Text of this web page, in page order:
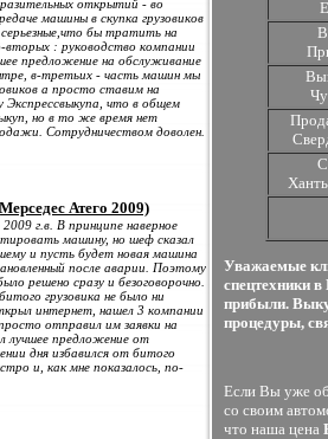
открытий - во
машины в скупка грузовиков
бы тратить на
вторых : руководство компании
предложение на обслуживание
в-третьих - часть машин мы
а просто ставим на
Экспрессвыкупа, что в общем
но в то же время нет
Сотрудничеством доволен.
Атего 2009)
г.в. В принципе наверное
машину, но шеф сказал
и пусть будет новая машина
после аварии. Поэтому
решено сразу и безоговорочно.
грузовика не было ни
интернет, нашел 3 компании
отправил им заявки на
лучшее предложение от
дня избавился от битого
и, как мне показалось, по-
Уважаемые
спецтехники
прибыли.
процедуры,
Если Вы уже
со своим
что наша цена